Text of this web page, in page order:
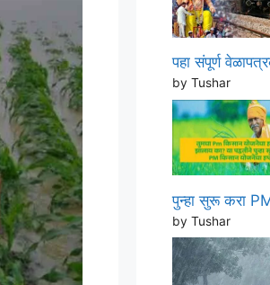
पहा संपूर्ण
by Tushar
पुन्हा सुरू करा
by Tushar